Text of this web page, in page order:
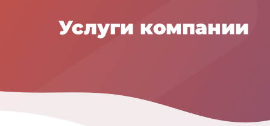
Услуги компании